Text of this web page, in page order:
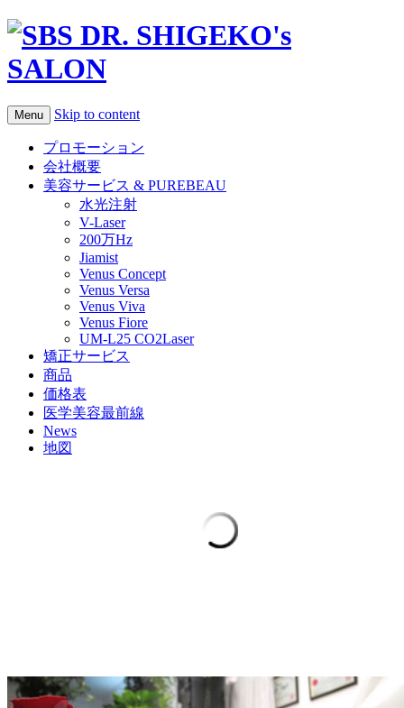
Menu Skip to content
プロモーション
会社概要
美容サービス & PUREBEAU
水光注射
V-Laser
200万Hz
Jiamist
Venus Concept
Venus Versa
Venus Viva
Venus Fiore
UM-L25 CO2Laser
矯正サービス
商品
価格表
医学美容最前線
News
地図